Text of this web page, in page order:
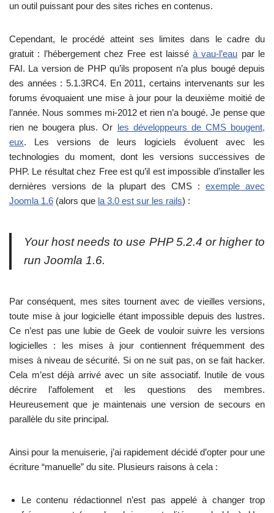
un outil puissant pour des sites riches en contenus.
Cependant, le procédé atteint ses limites dans le cadre du
gratuit : l’hébergement chez Free est laisséà vau-l’eau par le
FAI. La version de PHP qu’ils proposent n’a plus bougé depuis
des années : 5.1.3RC4. En 2011, certains intervenants sur les
forums évoquaient une mise à jour pour la deuxième moitié de
l’année. Nous sommes mi-2012 et rien n’a bougé. Je pense que
rien ne bougera plus. Or les développeurs de CMS bougent,
eux. Les versions de leurs logiciels évoluent avec les
technologies du moment, dont les versions successives de
PHP. Le résultat chez Free est qu’il est impossible d’installer les
dernières versions de la plupart des CMS :exemple avec
Joomla 1.6 (alors que la 3.0 est sur les rails) :
Your host needs to use PHP 5.2.4 or higher to
run Joomla 1.6.
Par conséquent, mes sites tournent avec de vieilles versions,
toute mise à jour logicielle étant impossible depuis des lustres.
Ce n’est pas une lubie de Geek de vouloir suivre les versions
logicielles : les mises à jour contiennent fréquemment des
mises à niveau de sécurité. Si on ne suit pas, on se fait hacker.
Cela m’est déjà arrivé avec un site associatif. Inutile de vous
décrire l’affolement et les questions des membres.
Heureusement que je maintenais une version de secours en
parallèle du site principal.
Ainsi pour la menuiserie, j’ai rapidement décidé d’opter pour une
écriture “manuelle” du site. Plusieurs raisons à cela :
Le contenu rédactionnel n’est pas appelé à changer trop